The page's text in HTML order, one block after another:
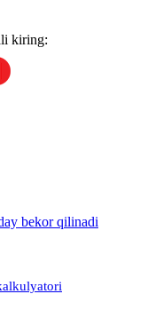
kiring:
bekor qilinadi